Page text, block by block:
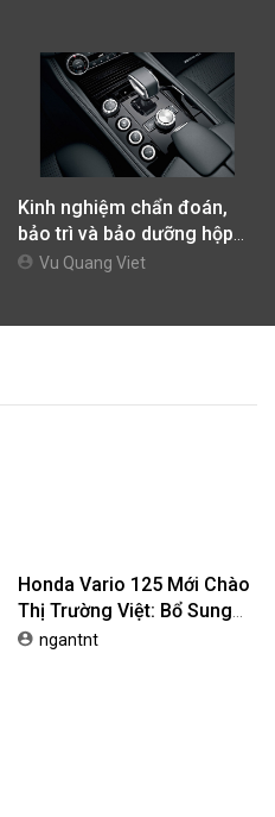
Kinh nghiệm chẩn đoán,
bảo trì và bảo dưỡng hộp
số tự động cho xe ô tô
Vu Quang Viet
Honda Vario 125 Mới Chào
Thị Trường Việt: Bổ Sung
Phiên Bản Street, Giá Từ
ngantnt